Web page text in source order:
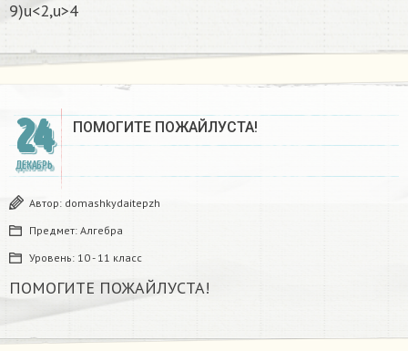
9)u<2,u>4
24
ДЕКАБРЬ
ПОМОГИТЕ ПОЖАЙЛУСТА!
Автор: domashkydaitepzh
Предмет: Алгебра
Уровень: 10 - 11 класс
ПОМОГИТЕ ПОЖАЙЛУСТА!